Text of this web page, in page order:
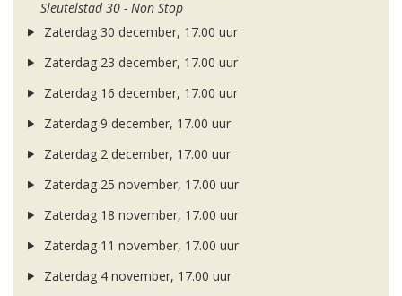
Sleutelstad 30 - Non Stop
Zaterdag 30 december, 17.00 uur
Zaterdag 23 december, 17.00 uur
Zaterdag 16 december, 17.00 uur
Zaterdag 9 december, 17.00 uur
Zaterdag 2 december, 17.00 uur
Zaterdag 25 november, 17.00 uur
Zaterdag 18 november, 17.00 uur
Zaterdag 11 november, 17.00 uur
Zaterdag 4 november, 17.00 uur